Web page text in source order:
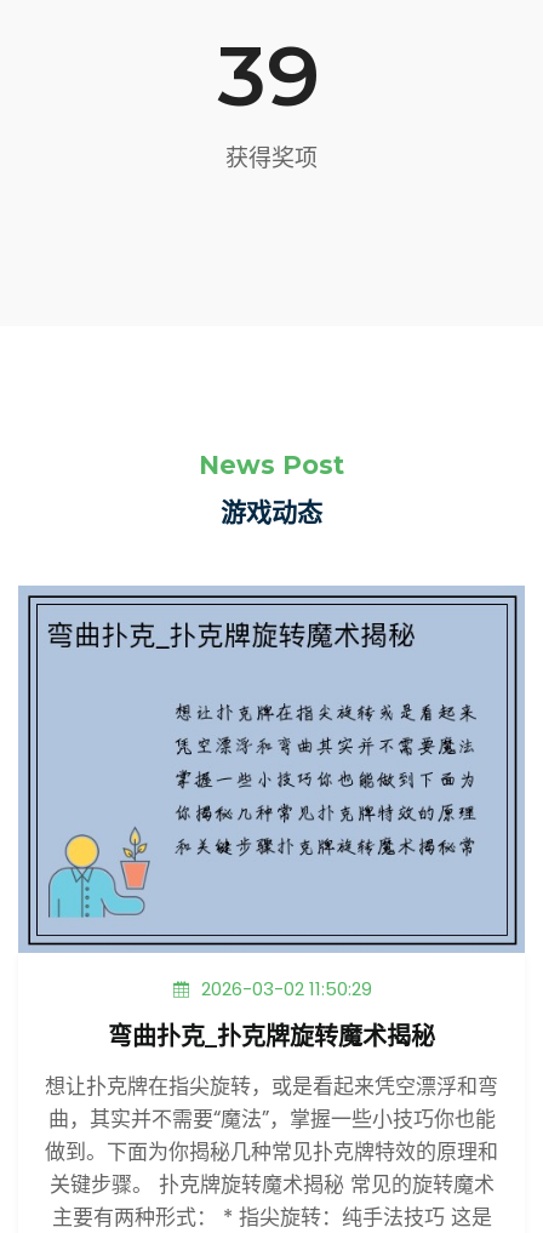
39
获得奖项
News Post
游戏动态
2026-03-02 11:50:29
弯曲扑克_扑克牌旋转魔术揭秘
想让扑克牌在指尖旋转，或是看起来凭空漂浮和弯
曲，其实并不需要“魔法”，掌握一些小技巧你也能
做到。下面为你揭秘几种常见扑克牌特效的原理和
关键步骤。 扑克牌旋转魔术揭秘 常见的旋转魔术
主要有两种形式： * 指尖旋转：纯手法技巧 这是